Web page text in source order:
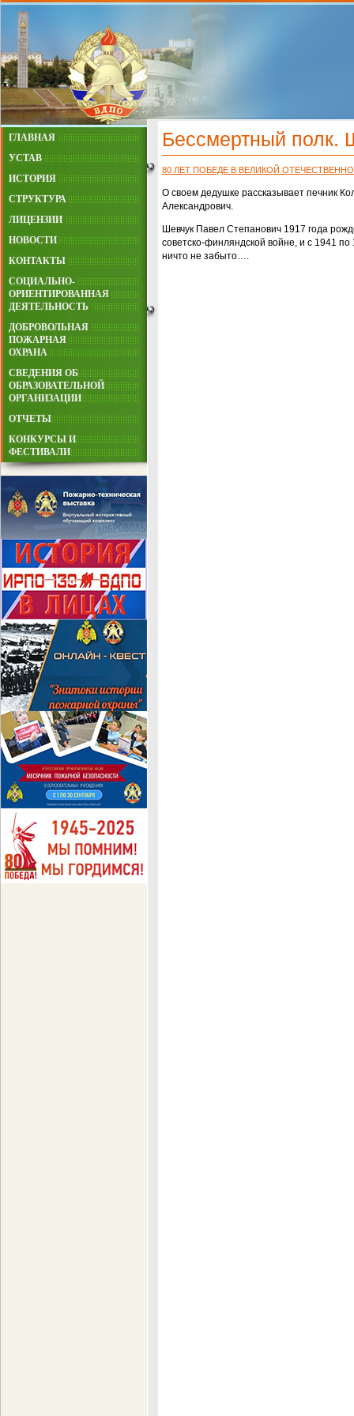
ГЛАВНАЯ
УСТАВ
ИСТОРИЯ
СТРУКТУРА
ЛИЦЕНЗИИ
НОВОСТИ
КОНТАКТЫ
СОЦИАЛЬНО-
ОРИЕНТИРОВАННАЯ
ДЕЯТЕЛЬНОСТЬ
ДОБРОВОЛЬНАЯ
ПОЖАРНАЯ
ОХРАНА
СВЕДЕНИЯ ОБ
ОБРАЗОВАТЕЛЬНОЙ
ОРГАНИЗАЦИИ
ОТЧЕТЫ
КОНКУРСЫ И
ФЕСТИВАЛИ
Бессмертный полк.
80 ЛЕТ ПОБЕДЕ В ВЕЛИКОЙ
О своем дедушке рассказывает печник
Александрович.
Шевчук Павел Степанович 1917 года
советско-финляндской войне, и с 1941
ничто не забыто….